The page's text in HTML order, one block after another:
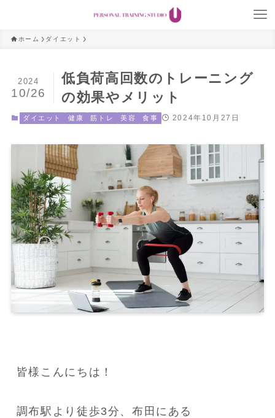
ホーム ダイエット
低負荷高回数のトレーニング
の効果やメリット
2024
10/26
ダイエット 健康 筋トレ 美容 食事 2024年10月27日
皆様こんにちは！
調布駅より徒歩3分、布田にある